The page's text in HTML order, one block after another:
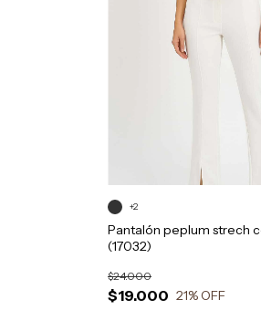
Pantalón peplum strech
(17032)
$19.000
$24.000
21% OFF
+2